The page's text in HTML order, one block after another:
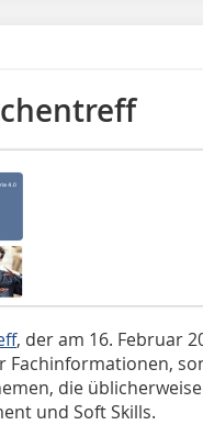
, der am 16. Februar
die
und Soft Skills.